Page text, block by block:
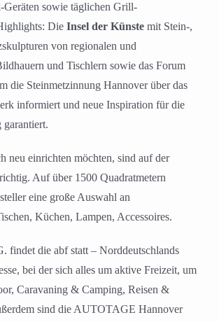
Geräten sowie täglichen Grill-
Die Insel der Künste mit Stein-,
von regionalen und
und Tischlern sowie das Forum
die Steinmetzinnung Hannover über das
informiert und neue Inspiration für die
garantiert.
neu einrichten möchten, sind auf der
Auf über 1500 Quadratmetern
eine große Auswahl an
Küchen, Lampen, Accessoires.
findet die abf statt – Norddeutschlands
bei der sich alles um aktive Freizeit, um
Caravaning & Camping, Reisen &
sind die AUTOTAGE Hannover